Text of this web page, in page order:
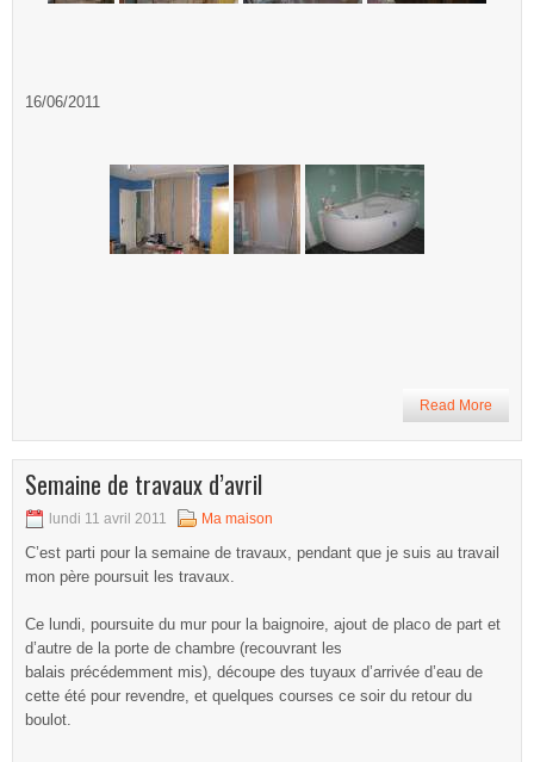
16/06/2011
Read More
Semaine de travaux d’avril
lundi 11 avril 2011 Ma maison
C’est parti pour la semaine de travaux, pendant que je suis au travail
mon père poursuit les travaux.
Ce lundi, poursuite du mur pour la baignoire, ajout de placo de part et
d’autre de la porte de chambre (recouvrant les
balais précédemment mis), découpe des tuyaux d’arrivée d’eau de
cette été pour revendre, et quelques courses ce soir du retour du
boulot.